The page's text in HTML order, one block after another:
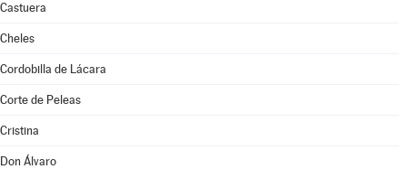
Castuera
Cheles
Cordobilla de Lácara
Corte de Peleas
Cristina
Don Álvaro